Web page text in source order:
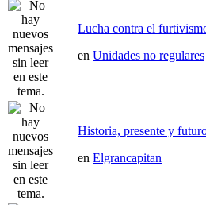
Lucha contra el
en Unidades no regulares
Historia, presente y
en Elgrancapitan